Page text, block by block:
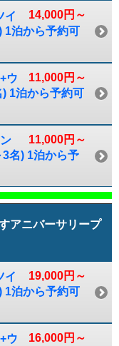
14,000円～
イ
1泊から予約可
11,000円～
ウ
1泊から予約可
11,000円～
名) 1泊から予
アニバーサリープ
19,000円～
イ
1泊から予約可
16,000円～
ウ